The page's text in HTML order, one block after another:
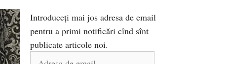
Introduceți mai jos adresa de email
pentru a primi notificări cînd sînt
publicate articole noi.
Adresa